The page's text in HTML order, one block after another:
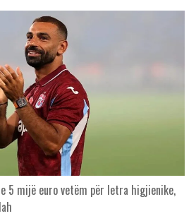
5 mijë euro vetëm për letra higjienike,